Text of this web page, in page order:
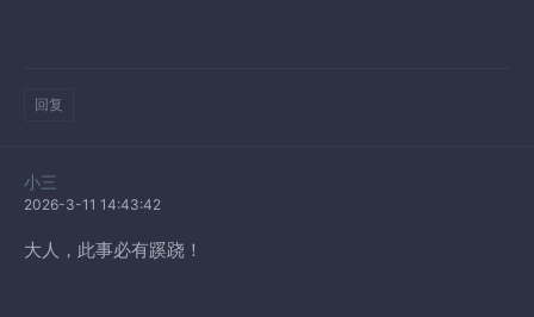
回复
小三
2026-3-11 14:43:42
大人，此事必有蹊跷！